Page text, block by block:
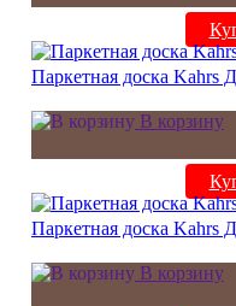
Паркетная доска Kahrs
В корзину
Паркетная доска Kahrs
В корзину